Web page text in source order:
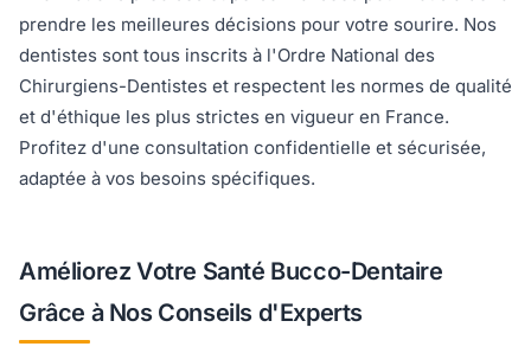
prendre les meilleures décisions pour votre sourire. Nos
dentistes sont tous inscrits à l'Ordre National des
Chirurgiens-Dentistes et respectent les normes de qualité
et d'éthique les plus strictes en vigueur en France.
Profitez d'une consultation confidentielle et sécurisée,
adaptée à vos besoins spécifiques.
Améliorez Votre Santé Bucco-Dentaire
Grâce à Nos Conseils d'Experts